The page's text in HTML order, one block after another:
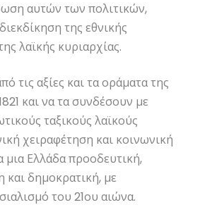
αυτών των πολιτικών,
της εθνικής
λαϊκής κυριαρχίας.
τις αξίες και τα οράματα της
και να τα συνδέσουν με
ταξικούς λαϊκούς
χειραφέτηση και κοινωνική
μια Ελλάδα προοδευτική,
και δημοκρατική, με
του 21ου αιώνα.